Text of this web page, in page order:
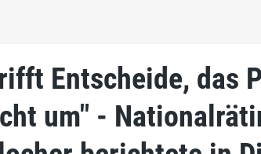
Entscheide, das
um" -